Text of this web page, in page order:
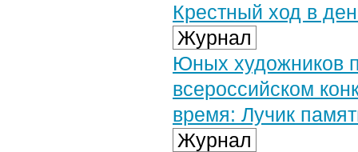
Крестный ход в
Журнал
Юных художников
всероссийском
время: Лучик
Журнал